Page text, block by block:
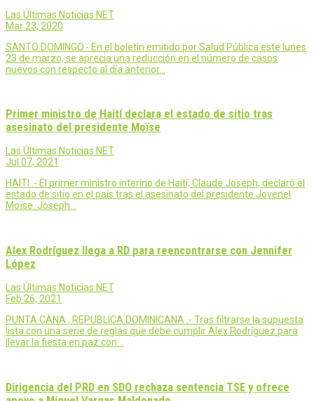
Las Últimas Noticias NET
Mar 23, 2020
SANTO DOMINGO.- En el boletín emitido por Salud Pública este lunes
23 de marzo, se aprecia una reducción en el número de casos
nuevos con respecto al día anterior…
Primer ministro de Haití declara el estado de sitio tras
asesinato del presidente Moïse
Las Últimas Noticias NET
Jul 07, 2021
HAITI .- El primer ministro interino de Haití, Claude Joseph, declaró el
estado de sitio en el país tras el asesinato del presidente Jovenel
Moïse. Joseph…
Alex Rodríguez llega a RD para reencontrarse con Jennifer
López
Las Últimas Noticias NET
Feb 26, 2021
PUNTA CANA , REPUBLICA DOMINICANA .- Tras filtrarse la supuesta
lista con una serie de reglas que debe cumplir Alex Rodríguez para
llevar la fiesta en paz con…
Dirigencia del PRD en SDO rechaza sentencia TSE y ofrece